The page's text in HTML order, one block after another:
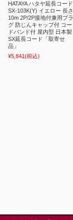
HATAYA ハタヤ延長コード
SX-103K(Y) イエロー 長さ
10m 2P/2P接地付兼用プラ
グ 防じんキャップ付 コー
ドバンド付 屋内型 日本製
SX延長コード「取寄せ
品」
¥5,841 (税込)